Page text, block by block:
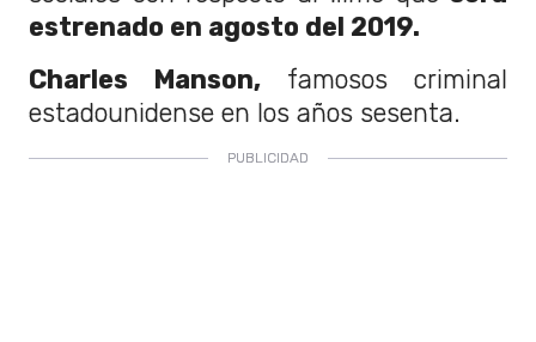
estrenado en agosto del 2019.
Charles Manson, famosos criminal
estadounidense en los años sesenta.